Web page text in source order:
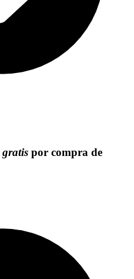
gratis por compra de